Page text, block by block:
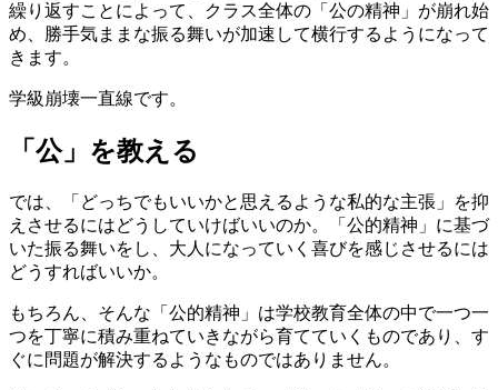
繰り返すことによって、クラス全体の「公の精神」が崩れ始
め、勝手気ままな振る舞いが加速して横行するようになって
きます。
学級崩壊一直線です。
「公」を教える
では、「どっちでもいいかと思えるような私的な主張」を抑
えさせるにはどうしていけばいいのか。「公的精神」に基づ
いた振る舞いをし、大人になっていく喜びを感じさせるには
どうすればいいか。
もちろん、そんな「公的精神」は学校教育全体の中で一つ一
つを丁寧に積み重ねていきながら育てていくものであり、す
ぐに問題が解決するようなものではありません。